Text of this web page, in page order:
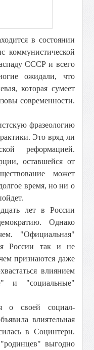
в состоянии
коммунистической
СССР и всего
ожидали, что
которая сумеет
современности.
фразеологию
Это вряд ли
реформацией.
оставшейся от
может
время, но ни о
лет в России
Однако
"Официальная"
России так и не
признаются даже
влиянием
и "социальные"
о своей социал-
влиятельная
в Социнтерн.
выгодно